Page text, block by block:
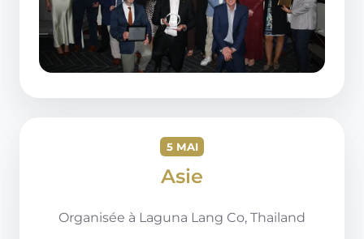
5 MAI
Asie
Organisée à Laguna Lang Co, Thailand